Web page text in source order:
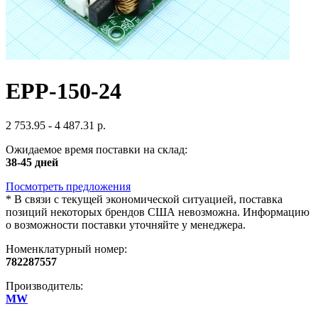
EPP-150-24
2 753.95 - 4 487.31 р.
Ожидаемое время поставки на склад:
38-45 дней
Посмотреть предложения
* В связи с текущей экономической ситуацией, поставка
позиций некоторых брендов США невозможна. Информацию
о возможности поставки уточняйте у менеджера.
Номенклатурный номер:
782287557
Производитель:
MW